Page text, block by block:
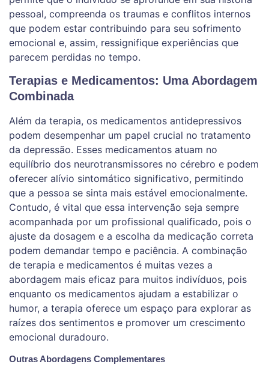
pessoal, compreenda os traumas e conflitos internos
que podem estar contribuindo para seu sofrimento
emocional e, assim, ressignifique experiências que
parecem perdidas no tempo.
Terapias e Medicamentos: Uma Abordagem
Combinada
Além da terapia, os medicamentos antidepressivos
podem desempenhar um papel crucial no tratamento
da depressão. Esses medicamentos atuam no
equilíbrio dos neurotransmissores no cérebro e podem
oferecer alívio sintomático significativo, permitindo
que a pessoa se sinta mais estável emocionalmente.
Contudo, é vital que essa intervenção seja sempre
acompanhada por um profissional qualificado, pois o
ajuste da dosagem e a escolha da medicação correta
podem demandar tempo e paciência. A combinação
de terapia e medicamentos é muitas vezes a
abordagem mais eficaz para muitos indivíduos, pois
enquanto os medicamentos ajudam a estabilizar o
humor, a terapia oferece um espaço para explorar as
raízes dos sentimentos e promover um crescimento
emocional duradouro.
Outras Abordagens Complementares